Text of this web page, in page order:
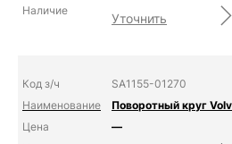
Уточнить
SA1155-01270
Поворотный круг
—